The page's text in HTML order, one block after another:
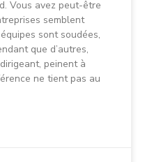
Vous avez peut-être
semblent
sont soudées,
que d’autres,
peinent à
ne tient pas au